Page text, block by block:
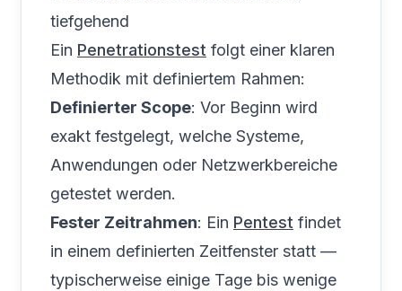
tiefgehend
Ein Penetrationstest folgt einer klaren
Methodik mit definiertem Rahmen:
Definierter Scope: Vor Beginn wird
exakt festgelegt, welche Systeme,
Anwendungen oder Netzwerkbereiche
getestet werden.
Fester Zeitrahmen: Ein Pentest findet
in einem definierten Zeitfenster statt —
typischerweise einige Tage bis wenige